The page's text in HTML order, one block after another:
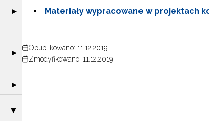
Rozwiń sekcję "Weryfikacja i odbiór produktów projektów
▶
Rozwiń sekcję "Wsparcie nauczycieli w prowadzeniu kształcenia
▶
Rozwiń sekcję "Wspomaganie szkół w rozwoju"
▶
Zwiń sekcję "Zarządzanie oświatą w samorządach – Etap II"
▶
Materiały wypracowane w projektach
Opublikowano: 11.12.2019
Zmodyfikowano: 11.12.2019
Newsletter ORE